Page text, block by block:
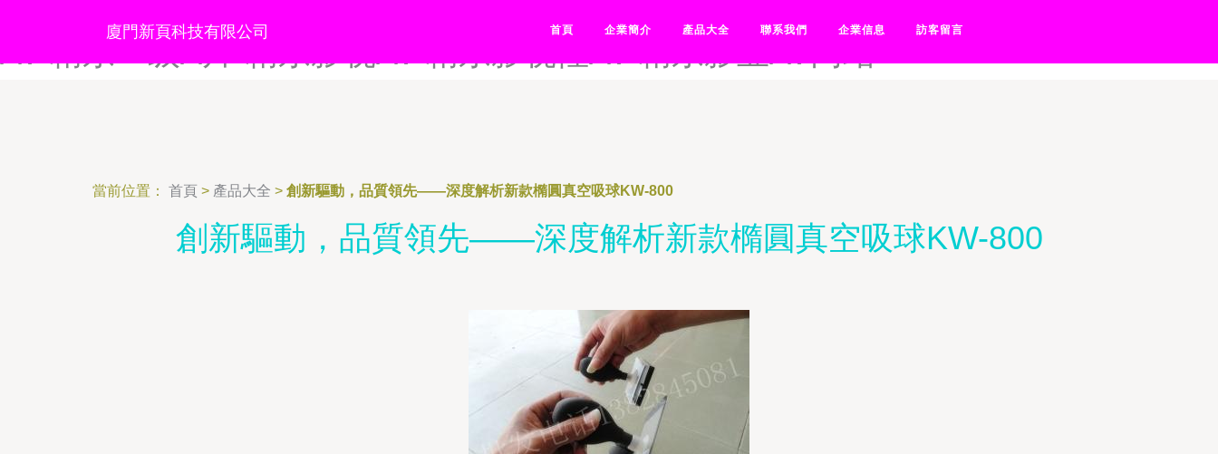
精东视频社区-精东视频探花-精东探花视频-精东探花在线-精东无码成人A片-精东性爱
廈門新頁科技有限公司 首頁 企業簡介 產品大全 聯系我們 企業信息 訪客留言
當前位置： 首頁 > 產品大全 > 創新驅動，品質領先——深度解析新款橢圓真空吸球KW-800
創新驅動，品質領先——深度解析新款橢圓真空吸球KW-800